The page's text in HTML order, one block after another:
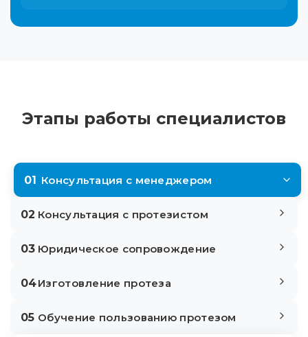
Этапы работы специалистов
01 Консультация с менеджером
02 Консультация с протезистом
03 Юридическое сопровождение
04Изготовление протеза
05 Обучение пользованию протезом